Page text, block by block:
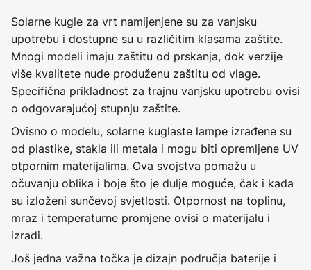
Solarne kugle za vrt namijenjene su za vanjsku
upotrebu i dostupne su u različitim klasama zaštite.
Mnogi modeli imaju zaštitu od prskanja, dok verzije
više kvalitete nude produženu zaštitu od vlage.
Specifična prikladnost za trajnu vanjsku upotrebu ovisi
o odgovarajućoj stupnju zaštite.
Ovisno o modelu, solarne kuglaste lampe izrađene su
od plastike, stakla ili metala i mogu biti opremljene UV
otpornim materijalima. Ova svojstva pomažu u
očuvanju oblika i boje što je dulje moguće, čak i kada
su izloženi sunčevoj svjetlosti. Otpornost na toplinu,
mraz i temperaturne promjene ovisi o materijalu i
izradi.
Još jedna važna točka je dizajn područja baterije i